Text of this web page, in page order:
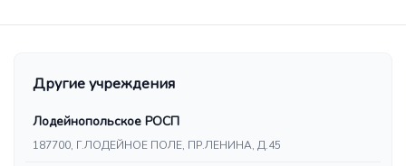
Другие учреждения
Лодейнопольское РОСП
187700, Г.ЛОДЕЙНОЕ ПОЛЕ, ПР.ЛЕНИНА, Д.45